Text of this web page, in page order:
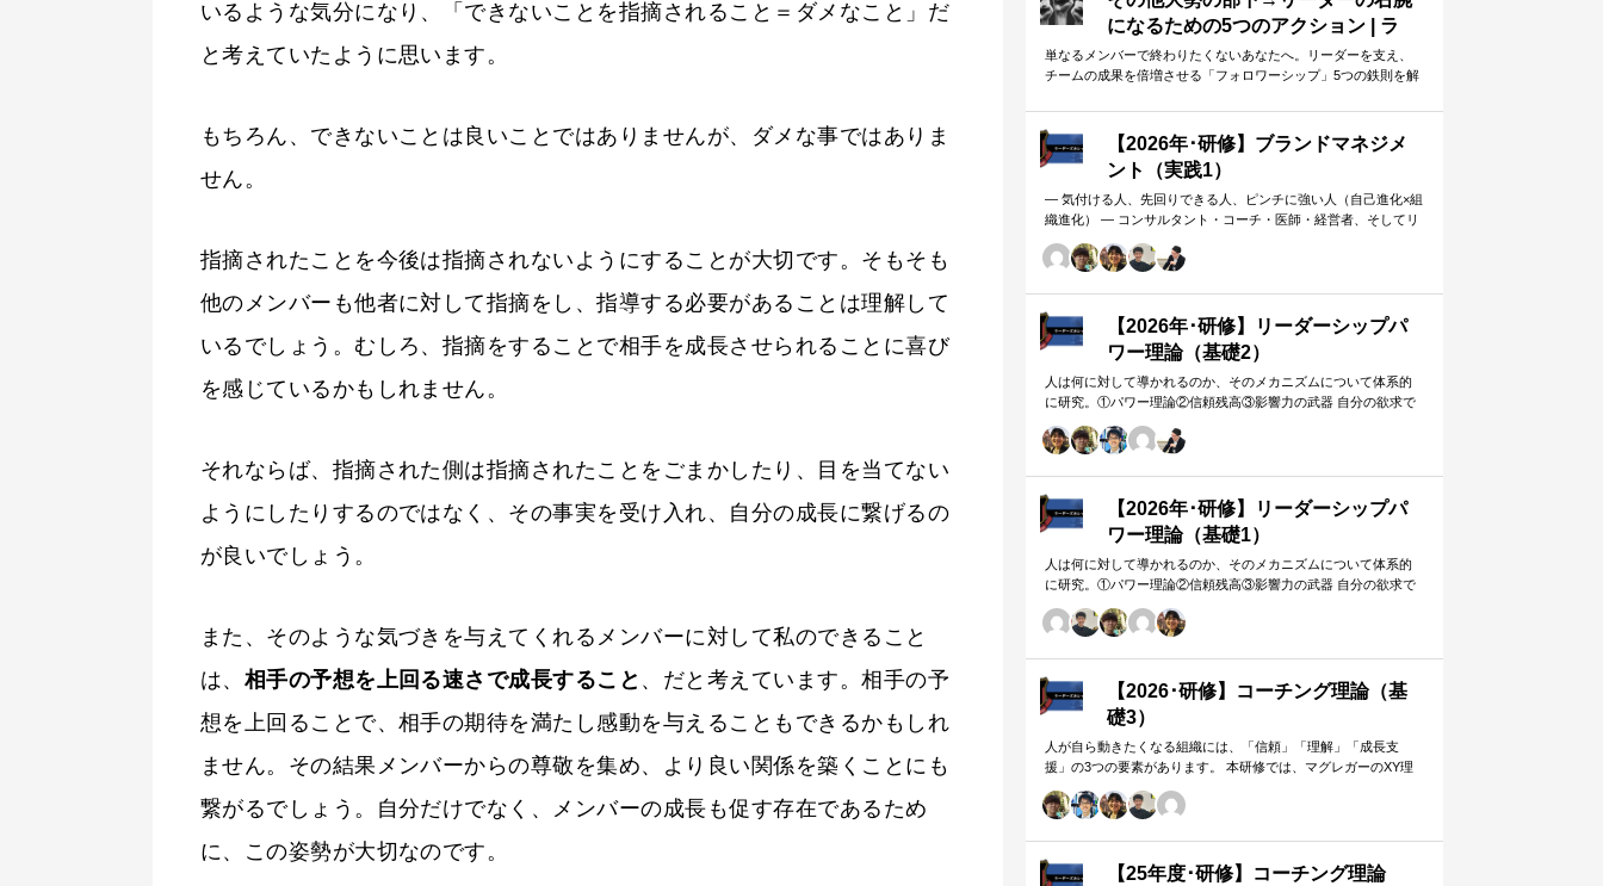
いるような気分になり、「できないことを指摘されること＝ダメなこと」だ
と考えていたように思います。
もちろん、できないことは良いことではありませんが、ダメな事ではありま
せん。
指摘されたことを今後は指摘されないようにすることが大切です。そもそも
他のメンバーも他者に対して指摘をし、指導する必要があることは理解して
いるでしょう。むしろ、指摘をすることで相手を成長させられることに喜び
を感じているかもしれません。
それならば、指摘された側は指摘されたことをごまかしたり、目を当てない
ようにしたりするのではなく、その事実を受け入れ、自分の成長に繋げるの
が良いでしょう。
また、そのような気づきを与えてくれるメンバーに対して私のできること
は、 相手の予想を上回る速さで成長すること 、だと考えています。相手の予
想を上回ることで、相手の期待を満たし感動を与えることもできるかもしれ
ません。その結果メンバーからの尊敬を集め、より良い関係を築くことにも
繋がるでしょう。自分だけでなく、メンバーの成長も促す存在であるため
に、この姿勢が大切なのです。
になるための5つのアクション | ラ
イフハッカー・ジャパン
単なるメンバーで終わりたくないあなたへ。リーダーを支え、
チームの成果を倍増させる「フォロワーシップ」5つの鉄則を解
【2026年･研修】ブランドマネジメ
ント（実践1）
― 気付ける人、先回りできる人、ピンチに強い人（自己進化×組
織進化） ― コンサルタント・コーチ・医師・経営者、そしてリ
【2026年･研修】リーダーシップパ
ワー理論（基礎2）
人は何に対して導かれるのか、そのメカニズムについて体系的
に研究。①パワー理論②信頼残高③影響力の武器 自分の欲求で
【2026年･研修】リーダーシップパ
ワー理論（基礎1）
人は何に対して導かれるのか、そのメカニズムについて体系的
に研究。①パワー理論②信頼残高③影響力の武器 自分の欲求で
【2026･研修】コーチング理論（基
礎3）
人が自ら動きたくなる組織には、「信頼」「理解」「成長支
援」の3つの要素があります。 本研修では、マグレガーのXY理
「人はなぜ動くのか」「どうすれば自ら動くようになるのか」
顧客対応の難航など）を、“人間理解”を通して紐解く実践型のプ
【25年度･研修】コーチング理論